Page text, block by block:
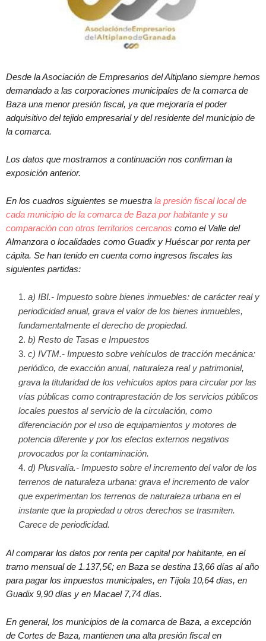
Desde la Asociación de Empresarios del Altiplano siempre hemos
demandado a las corporaciones municipales de la comarca de
Baza una menor presión fiscal, ya que mejoraría el poder
adquisitivo del tejido empresarial y del residente del municipio de
la comarca.
Los datos que mostramos a continuación nos confirman la
exposición anterior.
En los cuadros siguientes se muestra la presión fiscal local de
cada municipio de la comarca de Baza por habitante y su
comparación con otros territorios cercanos como el Valle del
Almanzora o localidades como Guadix y Huéscar por renta per
cápita. Se han tenido en cuenta como ingresos fiscales las
siguientes partidas:
a) IBI.- Impuesto sobre bienes inmuebles: de carácter real y
periodicidad anual, grava el valor de los bienes inmuebles,
fundamentalmente el derecho de propiedad.
b) Resto de Tasas e Impuestos
c) IVTM.- Impuesto sobre vehículos de tracción mecánica:
periódico, de exacción anual, naturaleza real y patrimonial,
grava la titularidad de los vehículos aptos para circular por las
vías públicas como contraprestación de los servicios públicos
locales puestos al servicio de la circulación, como
diferenciación por el uso de equipamientos y motores de
potencia diferente y por los efectos externos negativos
provocados por la contaminación.
d) Plusvalía.- Impuesto sobre el incremento del valor de los
terrenos de naturaleza urbana: grava el incremento de valor
que experimentan los terrenos de naturaleza urbana en el
instante que la propiedad u otros derechos se trasmiten.
Carece de periodicidad.
Al comparar los datos por renta per capital por habitante, en el
tramo mensual de 1.137,5€; en Baza se destina 13,66 días al año
para pagar los impuestos municipales, en Tíjola 10,64 días, en
Guadix 9,90 días y en Macael 7,74 días.
En general, los municipios de la comarca de Baza, a excepción
de Cortes de Baza, mantienen una alta presión fiscal en